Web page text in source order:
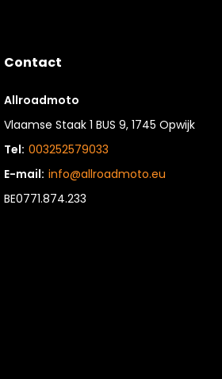
Contact
Allroadmoto
Vlaamse Staak 1 BUS 9, 1745 Opwijk
Tel: 003252579033
E-mail: info@allroadmoto.eu
BE0771.874.233